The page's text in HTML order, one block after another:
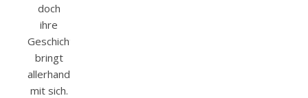
doch
ihre
Geschichte
bringt
allerhand
mit sich.